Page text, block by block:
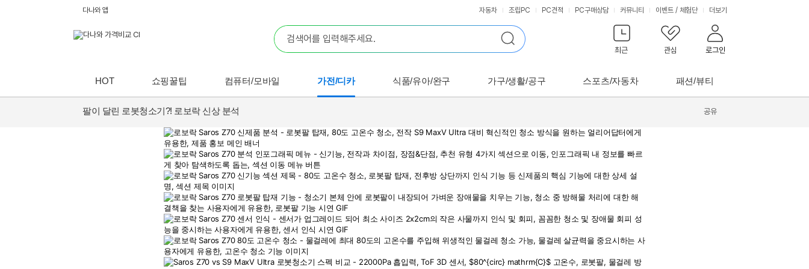
최근 관심 로그인
다나와 앱 자동차 조립PC PC견적 PC구매상담 커뮤니티 이벤트 / 체험단 더보기
HOT 쇼핑꿀팁 컴퓨터/모바일 가전/디카 식품/유아/완구 가구/생활/공구 스포츠/자동차 패션/뷰티
팔이 달린 로봇청소기?! 로보락 신상 분석 공유